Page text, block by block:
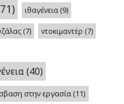
ιθαγένεια(9)
(7) ντοκιμαντέρ (7)
(40)
στην εργασία (11)